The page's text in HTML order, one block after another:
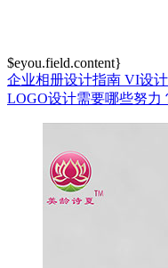
$eyou.field.content}
企业相册设计指南 VI设
LOGO设计需要哪些努力